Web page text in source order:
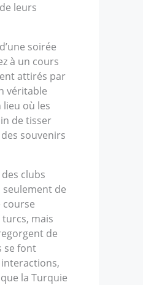
leurs
soirée
à un cours
attirés par
véritable
lieu où les
de tisser
souvenirs
clubs
de
course
mais
de
se font
la Turquie